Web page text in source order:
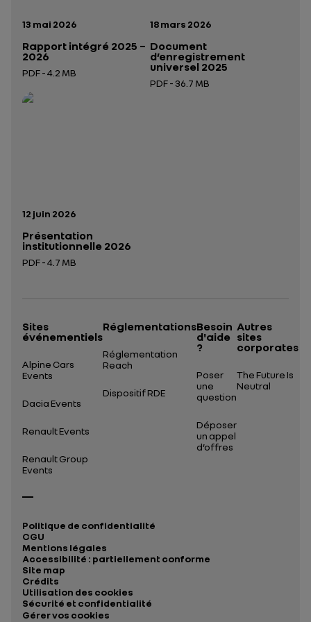
Date de publication:
13 mai 2026
Rapport intégré 2025 –
2026
PDF - 4.2 MB
Ouverture dans un nouvel onglet
Date de publication:
18 mars 2026
Document
d’enregistrement
universel 2025
PDF - 36.7 MB
Date de publication:
12 juin 2026
Présentation
institutionnelle 2026
PDF - 4.7 MB
Sites
événementiels
Alpine Cars
Events
Dacia Events
Renault Events
Renault Group
Events
Réglementations
Réglementation
Reach
Dispositif RDE
Besoin
d'aide
?
Poser
une
question
Déposer
un appel
d’offres
Autres
sites
corporates
The Future Is
Neutral
Politique de confidentialité
CGU
Mentions légales
Accessibilité : partiellement conforme
Site map
Crédits
Utilisation des cookies
Sécurité et confidentialité
Gérer vos cookies